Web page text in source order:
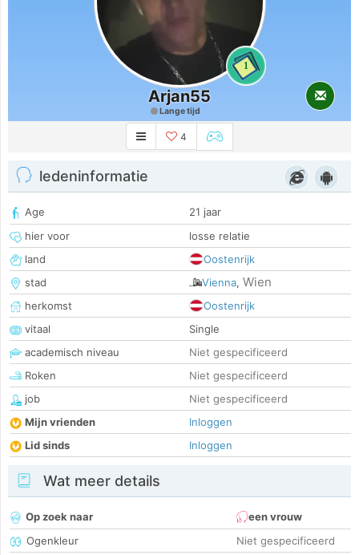
1
Arjan55
Lange tijd
4
ledeninformatie
Age
21 jaar
hier voor
losse relatie
land
Oostenrijk
stad
Vienna, Wien
herkomst
Oostenrijk
vitaal
Single
academisch niveau
Niet gespecificeerd
Roken
Niet gespecificeerd
job
Niet gespecificeerd
Mijn vrienden
Inloggen
Lid sinds
Inloggen
Wat meer details
Op zoek naar
een vrouw
Ogenkleur
Niet gespecificeerd